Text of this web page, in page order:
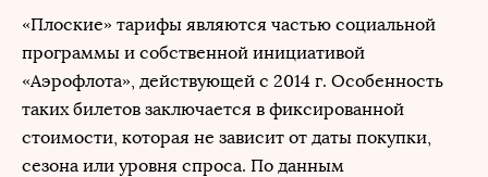
«Плоские» тарифы являются частью социальной
программы и собственной инициативой
«Аэрофлота», действующей с 2014 г. Особенность
таких билетов заключается в фиксированной
стоимости, которая не зависит от даты покупки,
сезона или уровня спроса. По данным